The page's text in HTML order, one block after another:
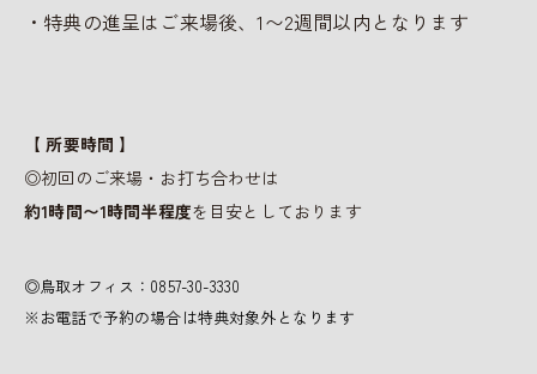
・特典の進呈はご来場後、1〜2週間以内となります
【所要時間 】
◎初回のご来場・お打ち合わせは
約1時間〜1時間半程度を目安としております
◎鳥取オフィス：0857-30-3330
※お電話で予約の場合は特典対象外となります